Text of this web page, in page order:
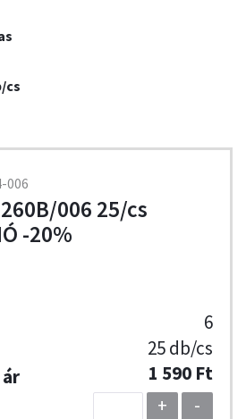
cs
006
006 25/cs
-20%
6
25 db/cs
1 590 Ft
+
-